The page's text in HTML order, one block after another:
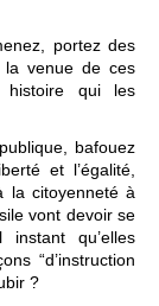
portez des
la venue de ces
histoire qui les
bafouez
et l’égalité,
la citoyenneté à
vont devoir se
instant qu’elles
“d’instruction
?